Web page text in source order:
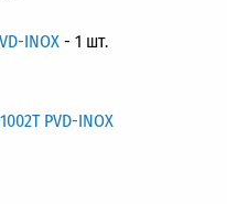
INOX - 1 шт.
PVD-INOX